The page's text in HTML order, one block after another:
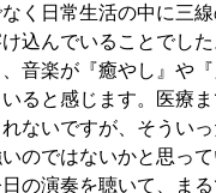
く日常生活の中に三
込んでいることでし
音楽が『癒やし』や
ると感じます。医療
ないですが、そうい
のではないかと思って
の演奏を聴いて、ま